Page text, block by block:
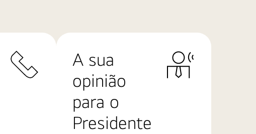
A sua
opinião
para o
Presidente